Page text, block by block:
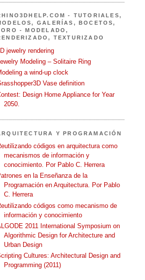
- TUTORIALES,
GALERÍAS, BOCETOS,
- MODELADO,
TEXTURIZADO
jewelry rendering
Modeling – Solitaire Ring
a wind-up clock
Vase definition
Design Home Appliance for Year
2050.
Y PROGRAMACIÓN
códigos en arquitectura como
mecanismos de información y
conocimiento. Por Pablo C. Herrera
en la Enseñanza de la
Programación en Arquitectura. Por Pablo
C. Herrera
códigos como mecanismo de
información y conocimiento
2011 International Symposium on
Algorithmic Design for Architecture and
Urban Design
Cultures: Architectural Design and
Programming (2011)